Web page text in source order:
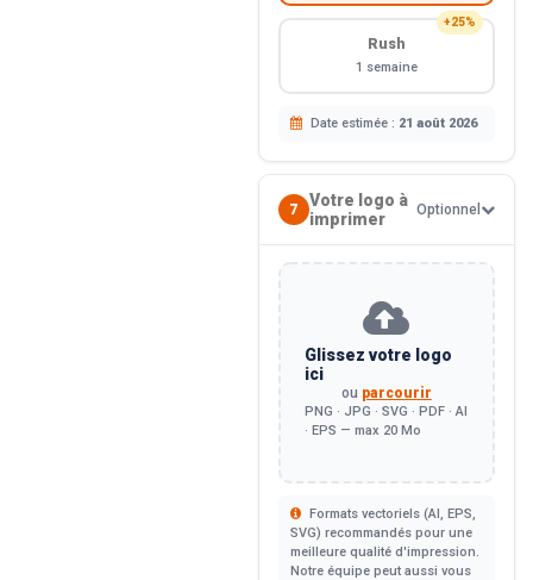
+25%
Rush
1 semaine
Date estimée : 21 août 2026
7
Votre logo à
imprimer
Optionnel
Glissez votre logo
ici
ou parcourir
PNG · JPG · SVG · PDF · AI
· EPS — max 20 Mo
Formats vectoriels (AI, EPS,
SVG) recommandés pour une
meilleure qualité d'impression.
Notre équipe peut aussi vous